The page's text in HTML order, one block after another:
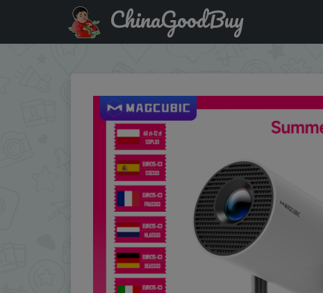
Купить с промокодом :IFPDTFHT Magcubic Projector
ChinaGoodBuy